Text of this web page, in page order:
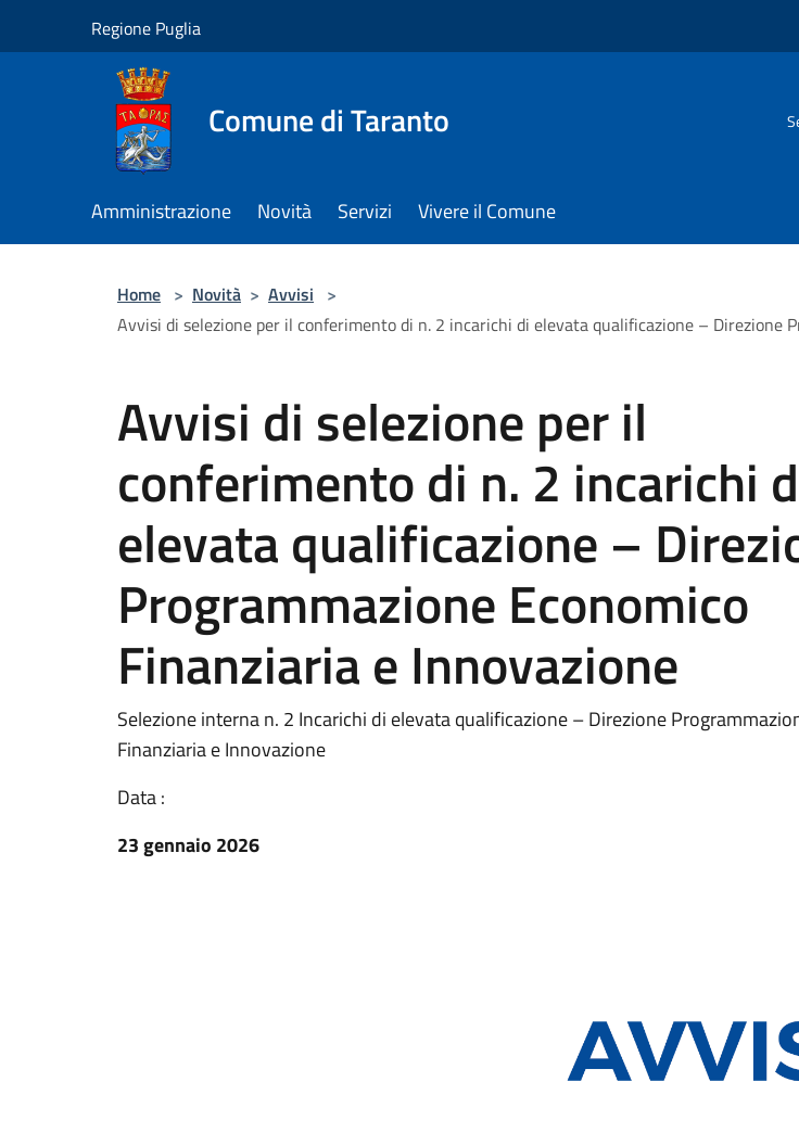
Regione Puglia
Comune di Taranto
Amministrazione Novità Servizi Vivere il Comune
Home > Novità > Avvisi >
Avvisi di selezione per il conferimento di n. 2 incarichi di elevata qualificazione – Direzione
Avvisi di selezione per il
conferimento di n. 2 incarichi
elevata qualificazione –
Programmazione Economico
Finanziaria e Innovazione
Selezione interna n. 2 Incarichi di elevata qualificazione – Direzione
Finanziaria e Innovazione
Data :
23 gennaio 2026